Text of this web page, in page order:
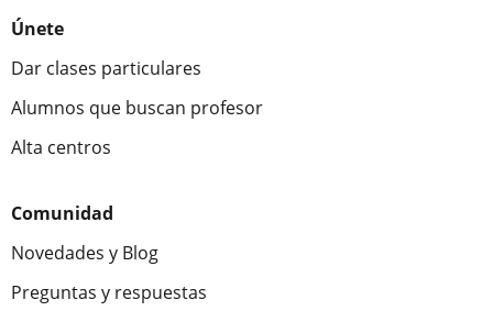
Únete
Dar clases particulares
Alumnos que buscan profesor
Alta centros
Comunidad
Novedades y Blog
Preguntas y respuestas